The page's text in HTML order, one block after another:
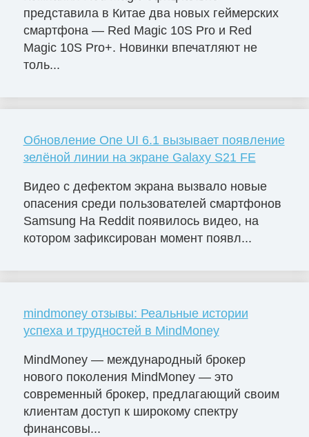
представила в Китае два новых геймерских
смартфона — Red Magic 10S Pro и Red
Magic 10S Pro+. Новинки впечатляют не
толь...
Обновление One UI 6.1 вызывает появление
зелёной линии на экране Galaxy S21 FE
Видео с дефектом экрана вызвало новые
опасения среди пользователей смартфонов
Samsung На Reddit появилось видео, на
котором зафиксирован момент появл...
mindmoney отзывы: Реальные истории
успеха и трудностей в MindMoney
MindMoney — международный брокер
нового поколения MindMoney — это
современный брокер, предлагающий своим
клиентам доступ к широкому спектру
финансовы...